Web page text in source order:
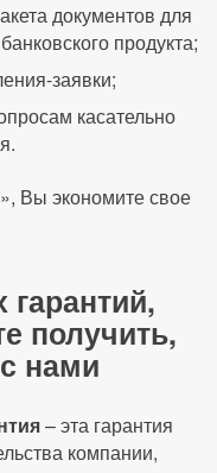
документов для
продукта;
заявки;
касательно
Вы экономите свое
получить,
нами
– эта гарантия
компании,